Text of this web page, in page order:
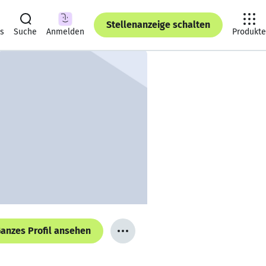
Suche Anmelden
Stellenanzeige schalten
Produkte
Profil ansehen